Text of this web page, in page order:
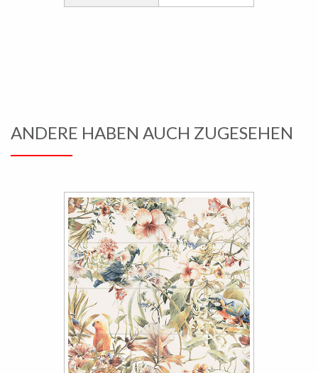
ANDERE HABEN AUCH ZUGESEHEN